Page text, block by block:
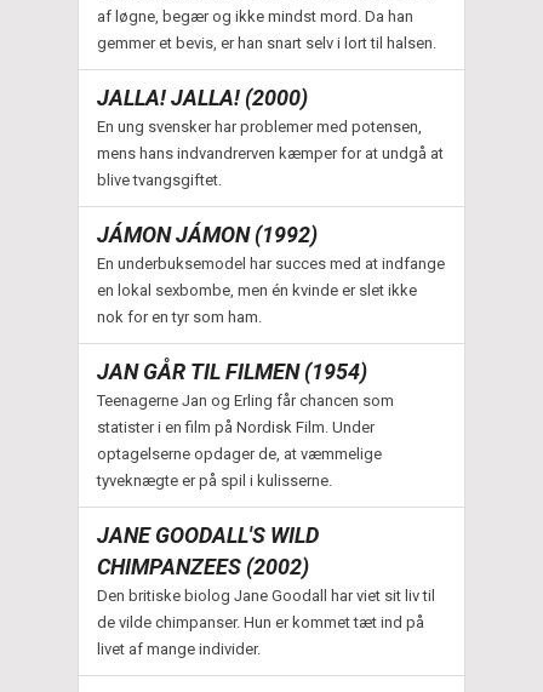
af løgne, begær og ikke mindst mord. Da han
gemmer et bevis, er han snart selv i lort til halsen.
JALLA! JALLA! (2000)
En ung svensker har problemer med potensen,
mens hans indvandrerven kæmper for at undgå at
blive tvangsgiftet.
JÁMON JÁMON (1992)
En underbuksemodel har succes med at indfange
en lokal sexbombe, men én kvinde er slet ikke
nok for en tyr som ham.
JAN GÅR TIL FILMEN (1954)
Teenagerne Jan og Erling får chancen som
statister i en film på Nordisk Film. Under
optagelserne opdager de, at væmmelige
tyveknægte er på spil i kulisserne.
JANE GOODALL'S WILD
CHIMPANZEES (2002)
Den britiske biolog Jane Goodall har viet sit liv til
de vilde chimpanser. Hun er kommet tæt ind på
livet af mange individer.